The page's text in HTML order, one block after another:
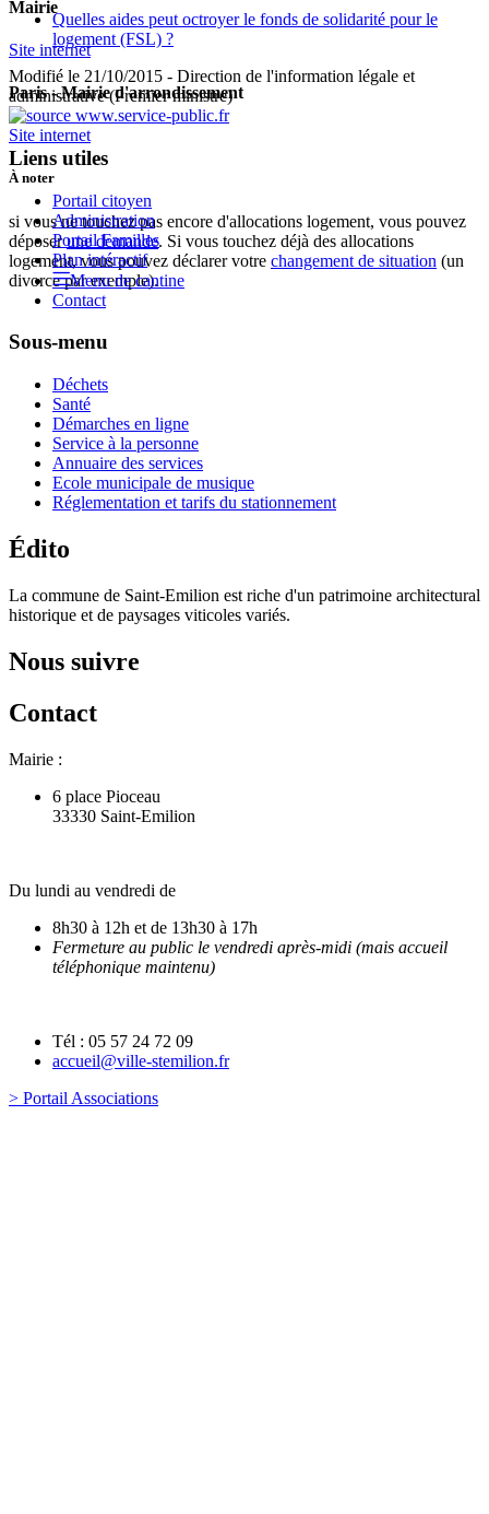
Mairie
Site internet
Paris - Mairie d'arrondissement
Site internet
À noter
si vous ne touchez pas encore d'allocations logement, vous pouvez
déposerune demande. Si vous touchez déjà des allocations
logement, vous pouvez déclarer votre changement de situation (un
divorce par exemple).
Quelles aides peut octroyer le fonds de solidarité pour le
logement (FSL) ?
Modifié le 21/10/2015 - Direction de l'information légale et
administrative (Premier ministre)
Liens utiles
Portail citoyen
Administration
Portail Familles
Plan intéractif
Menu de cantine
Contact
Sous-menu
Déchets
Santé
Démarches en ligne
Service à la personne
Annuaire des services
Ecole municipale de musique
Réglementation et tarifs du stationnement
Édito
La commune de Saint-Emilion est riche d'un patrimoine architectural
historique et de paysages viticoles variés.
Nous suivre
Contact
Mairie :
6 place Pioceau
33330 Saint-Emilion
Du lundi au vendredi de
8h30 à 12h et de 13h30 à 17h
Fermeture au public le vendredi après-midi (mais accueil
téléphonique maintenu)
Tél : 05 57 24 72 09
accueil@ville-stemilion.fr
> Portail Associations